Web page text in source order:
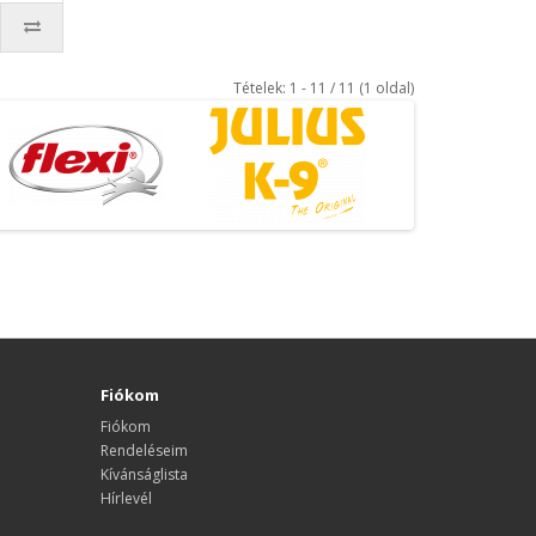
Tételek: 1 - 11 / 11 (1 oldal)
Fiókom
Fiókom
Rendeléseim
Kívánságlista
Hírlevél